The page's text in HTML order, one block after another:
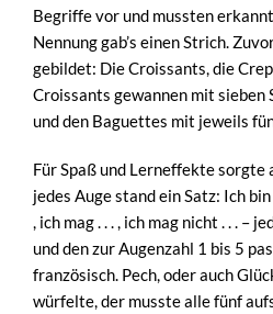
Begriffe vor und mussten
Nennung gab’s einen Strich.
gebildet: Die Croissants, die
Croissants gewannen mit sieben
und den Baguettes mit jeweils
Für Spaß und Lerneffekte sorgte
jedes Auge stand ein Satz: Ich
, ich mag . . . , ich mag nicht . . . –
und den zur Augenzahl 1 bis 5
französisch. Pech, oder auch
würfelte, der musste alle fünf